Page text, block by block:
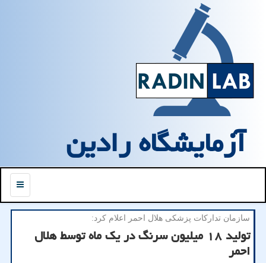
آزمایشگاه رادین
منو
سازمان تداركات پزشكی هلال احمر اعلام كرد:
تولید ۱۸ میلیون سرنگ در یک ماه توسط هلال
احمر